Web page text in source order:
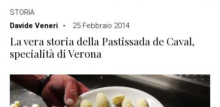
STORIA
Davide Veneri
25 Febbraio 2014
La vera storia della Pastissada de Caval,
specialità di Verona